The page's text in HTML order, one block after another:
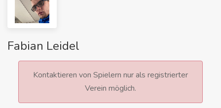
Fabian Leidel
Kontaktieren von Spielern nur als registrierter
Verein möglich.